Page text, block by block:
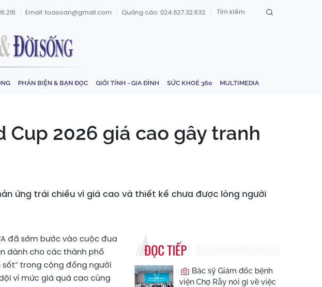
Email: toasoan@gmail.com Quảng cáo: 024.627.32.632
PHẢN BIỆN & BẠN ĐỌC GIỚI TÍNH - GIA ĐÌNH SỨC KHOẺ 360 MULTIMEDIA
Cup 2026 giá cao gây tranh
ứng trái chiều vì giá cao và thiết kế chưa được lòng người
đã sớm bước vào cuộc đua
dành cho các thành phố
sốt” trong cộng đồng người
vì mức giá quá cao cùng
ĐỌC TIẾP
Bác sỹ Giám đốc bệnh
viện Chợ Rẫy nói gì về việc